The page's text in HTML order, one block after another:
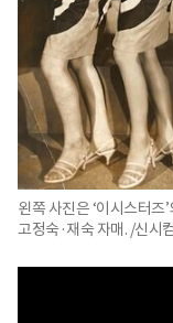
왼쪽 사진은 ‘이시스터즈
고정숙·재숙 자매. /신시